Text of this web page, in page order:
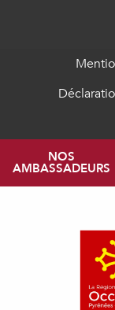
NOS
AMBASSADEURS